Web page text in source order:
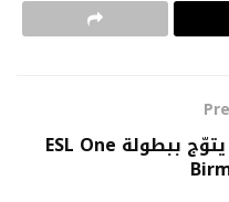
الفريق السعودي فالكونز يتوّج ببطولة ESL One